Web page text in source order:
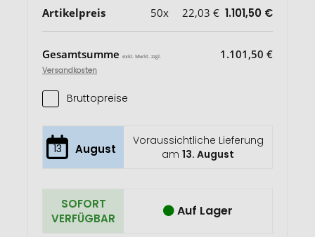
Artikelpreis 50x 22,03 € 1.101,50 €
Gesamtsumme exkl. MwSt. zzgl.
Versandkosten
1.101,50 €
Bruttopreise
13 August
Voraussichtliche Lieferung
am13. August
SOFORT
VERFÜGBAR
Auf Lager